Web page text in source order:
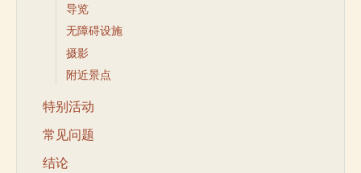
导览
无障碍设施
摄影
附近景点
特别活动
常见问题
结论